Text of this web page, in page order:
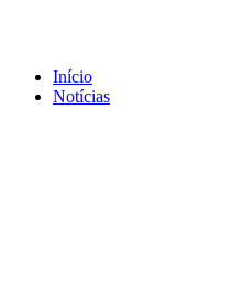
Início
Notícias